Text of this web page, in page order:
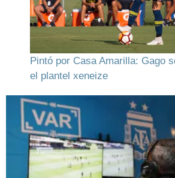
Pintó por Casa Amarilla: Gago
el plantel xeneize